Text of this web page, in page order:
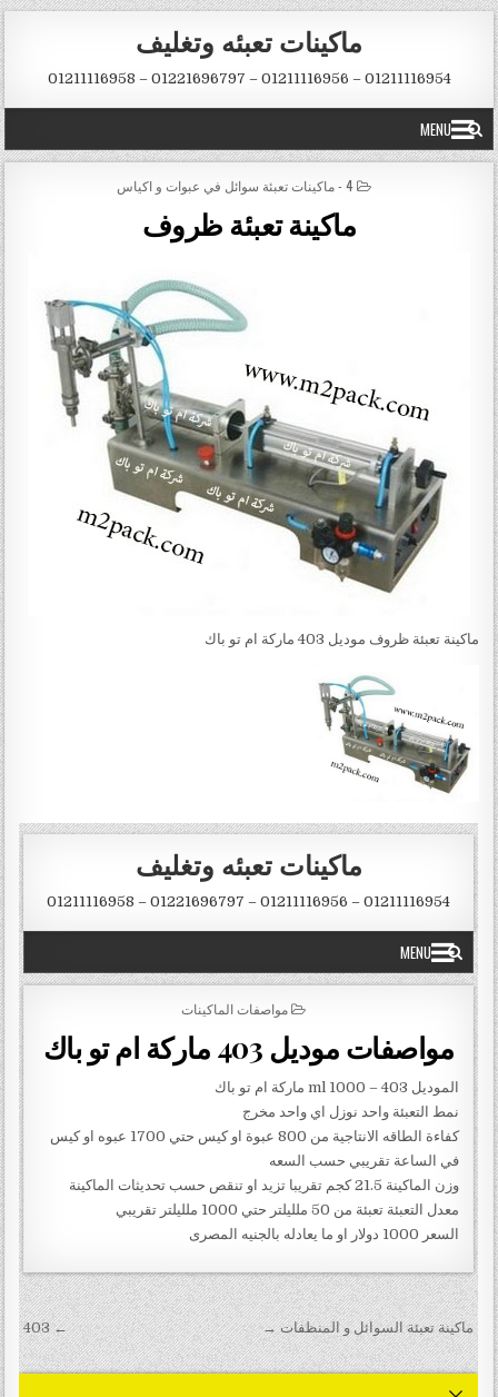
Skip to content
ماكينات تعبئه وتغليف
01211116954 – 01211116956 – 01221696797 – 01211116958
MENU
POSTED IN
4 - ماكينات تعبئة سوائل في عبوات و اكياس
ماكينة تعبئة ظروف
ماكينة تعبئة ظروف موديل 403 ماركة ام تو باك